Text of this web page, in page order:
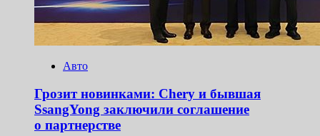
Авто
Грозит новинками: Chery и бывшая
SsangYong заключили соглашение
о партнерстве